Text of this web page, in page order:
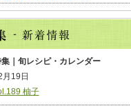
｜旬レシピ・カレンダー
月19日
柚子